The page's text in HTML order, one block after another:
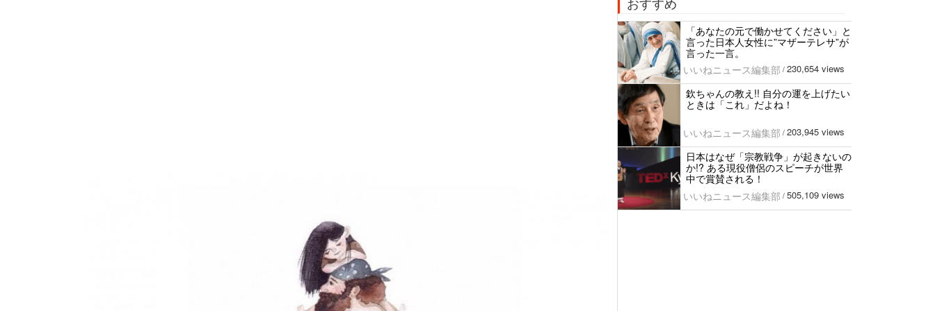
「あなたの元で働かせてください」と
言った日本人女性に”マザーテレサ”が
言った一言。
いいねニュース編集部 / 230,654 views
欽ちゃんの教え!! 自分の運を上げたい
ときは「これ」だよね！
いいねニュース編集部 / 203,945 views
日本はなぜ「宗教戦争」が起きないの
か!? ある現役僧侶のスピーチが世界
中で賞賛される！
いいねニュース編集部 / 505,109 views